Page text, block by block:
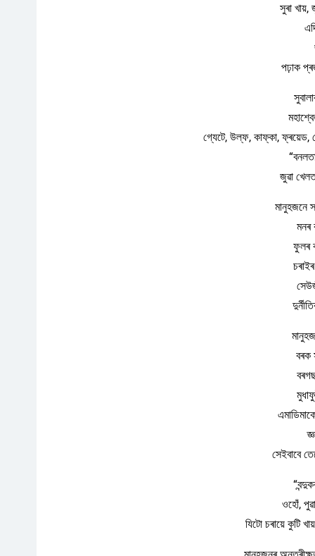
সুৰা খায়,
পঢ়াক
গ্যেটে, উল্ফ, কাফ্কা, ফ্ৰয়েড,
জুৱা
মানুহজনে
মনৰ
ফুলৰ
বৰক
সেইবাবে
ওহোঁ,
যিটো চৰায়ে কুটি